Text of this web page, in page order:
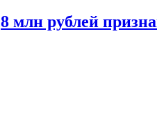
рублей